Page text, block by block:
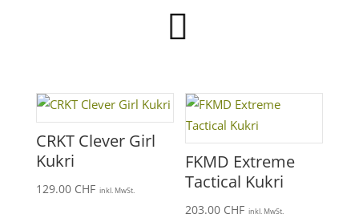
CRKT Clever Girl
Kukri
129.00 CHF inkl. MwSt.
FKMD Extreme
Tactical Kukri
203.00 CHF inkl. MwSt.